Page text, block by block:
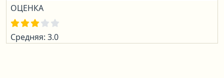
ОЦЕНКА
Средняя: 3.0